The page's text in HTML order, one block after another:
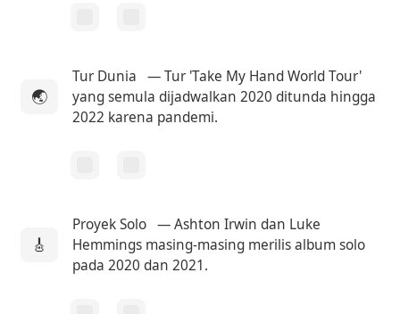
🌏
Tur Dunia
— Tur 'Take My Hand World Tour'
yang semula dijadwalkan 2020 ditunda hingga
2022 karena pandemi.
🎸
Proyek Solo — Ashton Irwin dan Luke
Hemmings masing-masing merilis album solo
pada 2020 dan 2021.